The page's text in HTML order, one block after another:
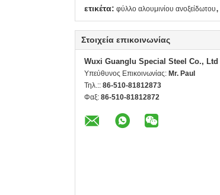
ετικέτα: φύλλο αλουμινίου ανοξείδωτου,
Στοιχεία επικοινωνίας
Wuxi Guanglu Special Steel Co., Ltd
Υπεύθυνος Επικοινωνίας: Mr. Paul
Τηλ.:: 86-510-81812873
Φαξ: 86-510-81812872